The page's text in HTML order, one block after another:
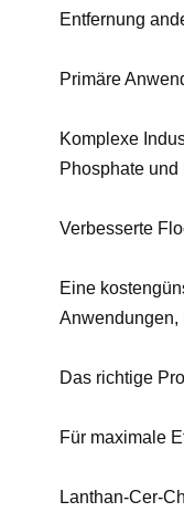
Entfernung
Primäre
Komplexe
Phosphate
Verbesserte
Eine
Anwendungen,
Das richtige
Für maximale
Lanthan-Cer-